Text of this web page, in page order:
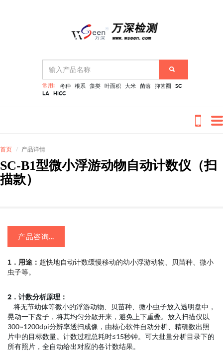
常用: 考种 根系 藻类 叶面积 大米 菌落 抑菌圈 SC
LA HiCC
首页 产品详情
SC-B1型微小浮游动物自动计数仪（扫
描款）
产品咨询...
1．用途： 超快地自动计数缓慢移动的幼小浮游动物、贝苗种、微小
虫子等。
2．计数分析原理：
将无节幼体等微小的浮游动物、贝苗种、微小虫子放入透明盘中，
晃动一下盘子，将其均匀分散开来，避免上下重叠。放入扫描仪以
300~1200dpi分辨率透扫成像，由核心软件自动分析、精确数出照
片中的目标数量。计数过程总耗时≤15秒钟。可大批量分析目录下的
所有照片，全自动给出对应的各计数结果。